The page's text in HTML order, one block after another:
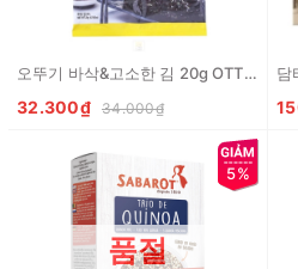
오뚜기 바삭&고소한 김 20g OTTOGI La kim say gia vi (ban to)
32.300₫ 34.000₫
5%
품절